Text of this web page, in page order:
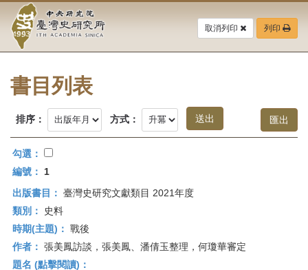
要
中
央
研
究
院-
臺
灣
史
研
究
取消列印 列印
書目列表
排序： 方式：
勾選：
編號：
1
出版書目： 臺灣史研究文獻類目 2021年度
類別：
史料
時期(主題)： 戰後
作者： 張美鳳訪談，張美鳳、潘倩玉整理，何瓊華審定
題名 (點擊閱讀)：